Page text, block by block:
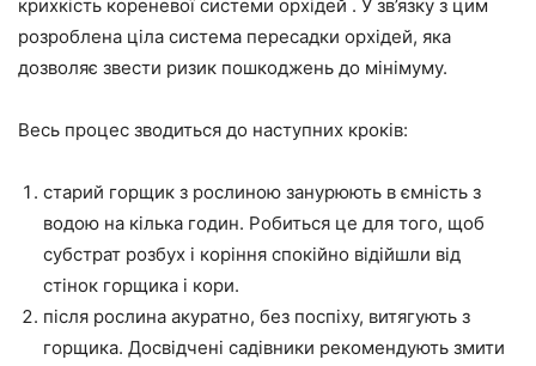
крихкість кореневої системи орхідей . У зв’язку з цим
розроблена ціла система пересадки орхідей, яка
дозволяє звести ризик пошкоджень до мінімуму.
Весь процес зводиться до наступних кроків:
старий горщик з рослиною занурюють в ємність з
водою на кілька годин. Робиться це для того, щоб
субстрат розбух і коріння спокійно відійшли від
стінок горщика і кори.
після рослина акуратно, без поспіху, витягують з
горщика. Досвідчені садівники рекомендують змити